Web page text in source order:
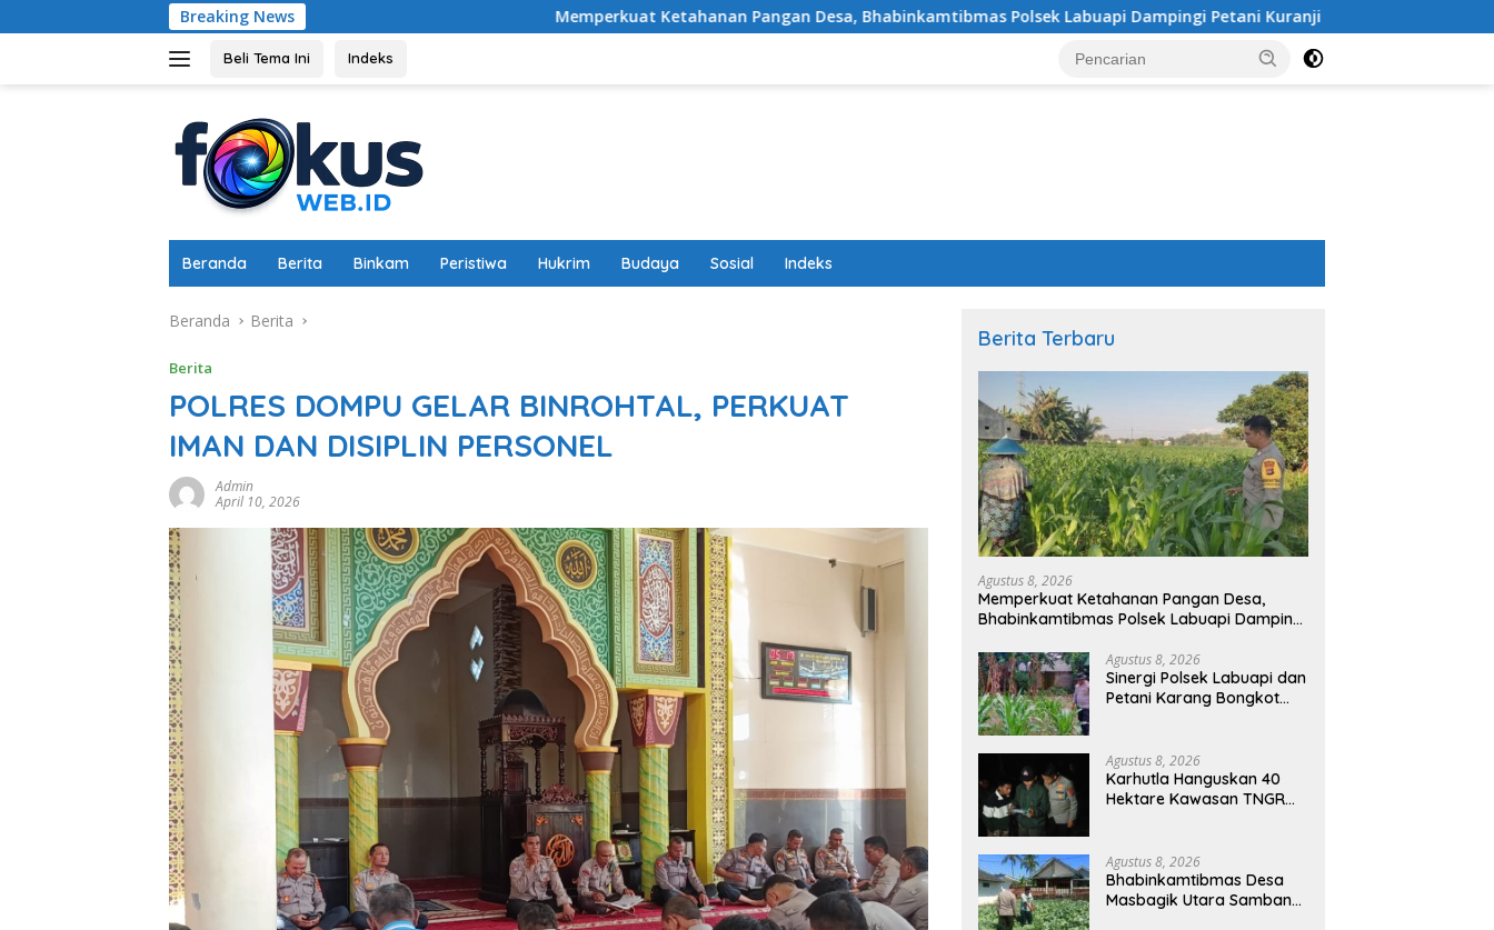
ke
Breaking News Memperkuat Ketahanan Pangan Desa, Bhabinkamtibmas Polsek Labuapi Dampingi Petani Kuranji Dalang Sinergi Polsek Labuapi
Beli Tema Ini Indeks
Beranda Berita Binkam Peristiwa Hukrim Budaya Sosial Indeks
Beranda Berita
Berita
POLRES DOMPU GELAR BINROHTAL, PERKUAT
IMAN DAN DISIPLIN PERSONEL
Admin
April 10, 2026
Berita Terbaru
Agustus 8, 2026
Memperkuat Ketahanan Pangan Desa,
Bhabinkamtibmas Polsek Labuapi Dampingi
Agustus 8, 2026
Sinergi Polsek Labuapi dan
Petani Karang Bongkot
Agustus 8, 2026
Karhutla Hanguskan 40
Hektare Kawasan TNGR
Padamkan Api
Agustus 8, 2026
Bhabinkamtibmas Desa
Masbagik Utara Sambangi